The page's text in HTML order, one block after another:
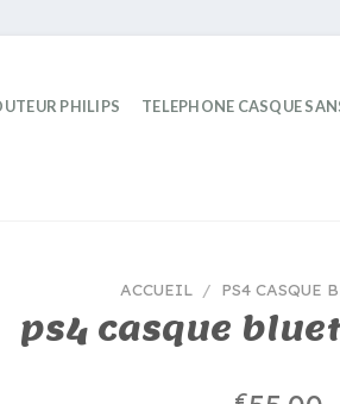
PHILIPS TELEPHONE CASQUE
ACCUEIL / PS4 CASQUE
ps4 casque